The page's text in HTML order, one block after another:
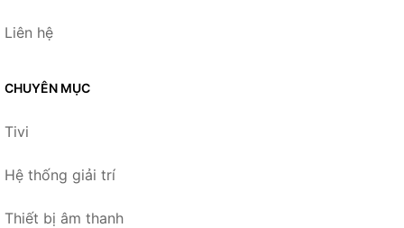
Liên hệ
CHUYÊN MỤC
Tivi
Hệ thống giải trí
Thiết bị âm thanh